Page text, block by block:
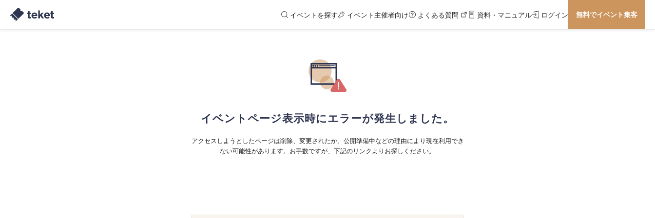
イベントを探す イベント主催者向け よくある質問 資料・マニュアル ログイン 無料でイベント集客
イベントページ表示時にエラーが発生しました。
アクセスしようとしたページは削除、変更されたか、公開準備中などの理由により現在利用でき
ない可能性があります。お手数ですが、下記のリンクよりお探しください。